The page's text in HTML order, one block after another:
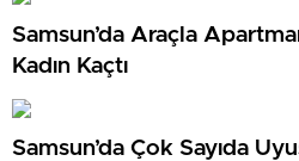
Samsun’da Araçla
Kadın Kaçtı
Samsun’da Çok Sayıda